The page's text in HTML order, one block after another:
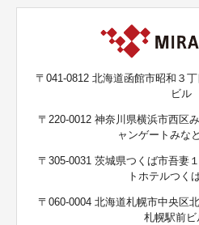
〒041-0812 北海道函館市昭和３
ビル
〒220-0012 神奈川県横浜市西区
ャンゲートみな
〒305-0031 茨城県つくば市吾妻
トホテルつく
〒060-0004 北海道札幌市中央区
札幌駅前ビ